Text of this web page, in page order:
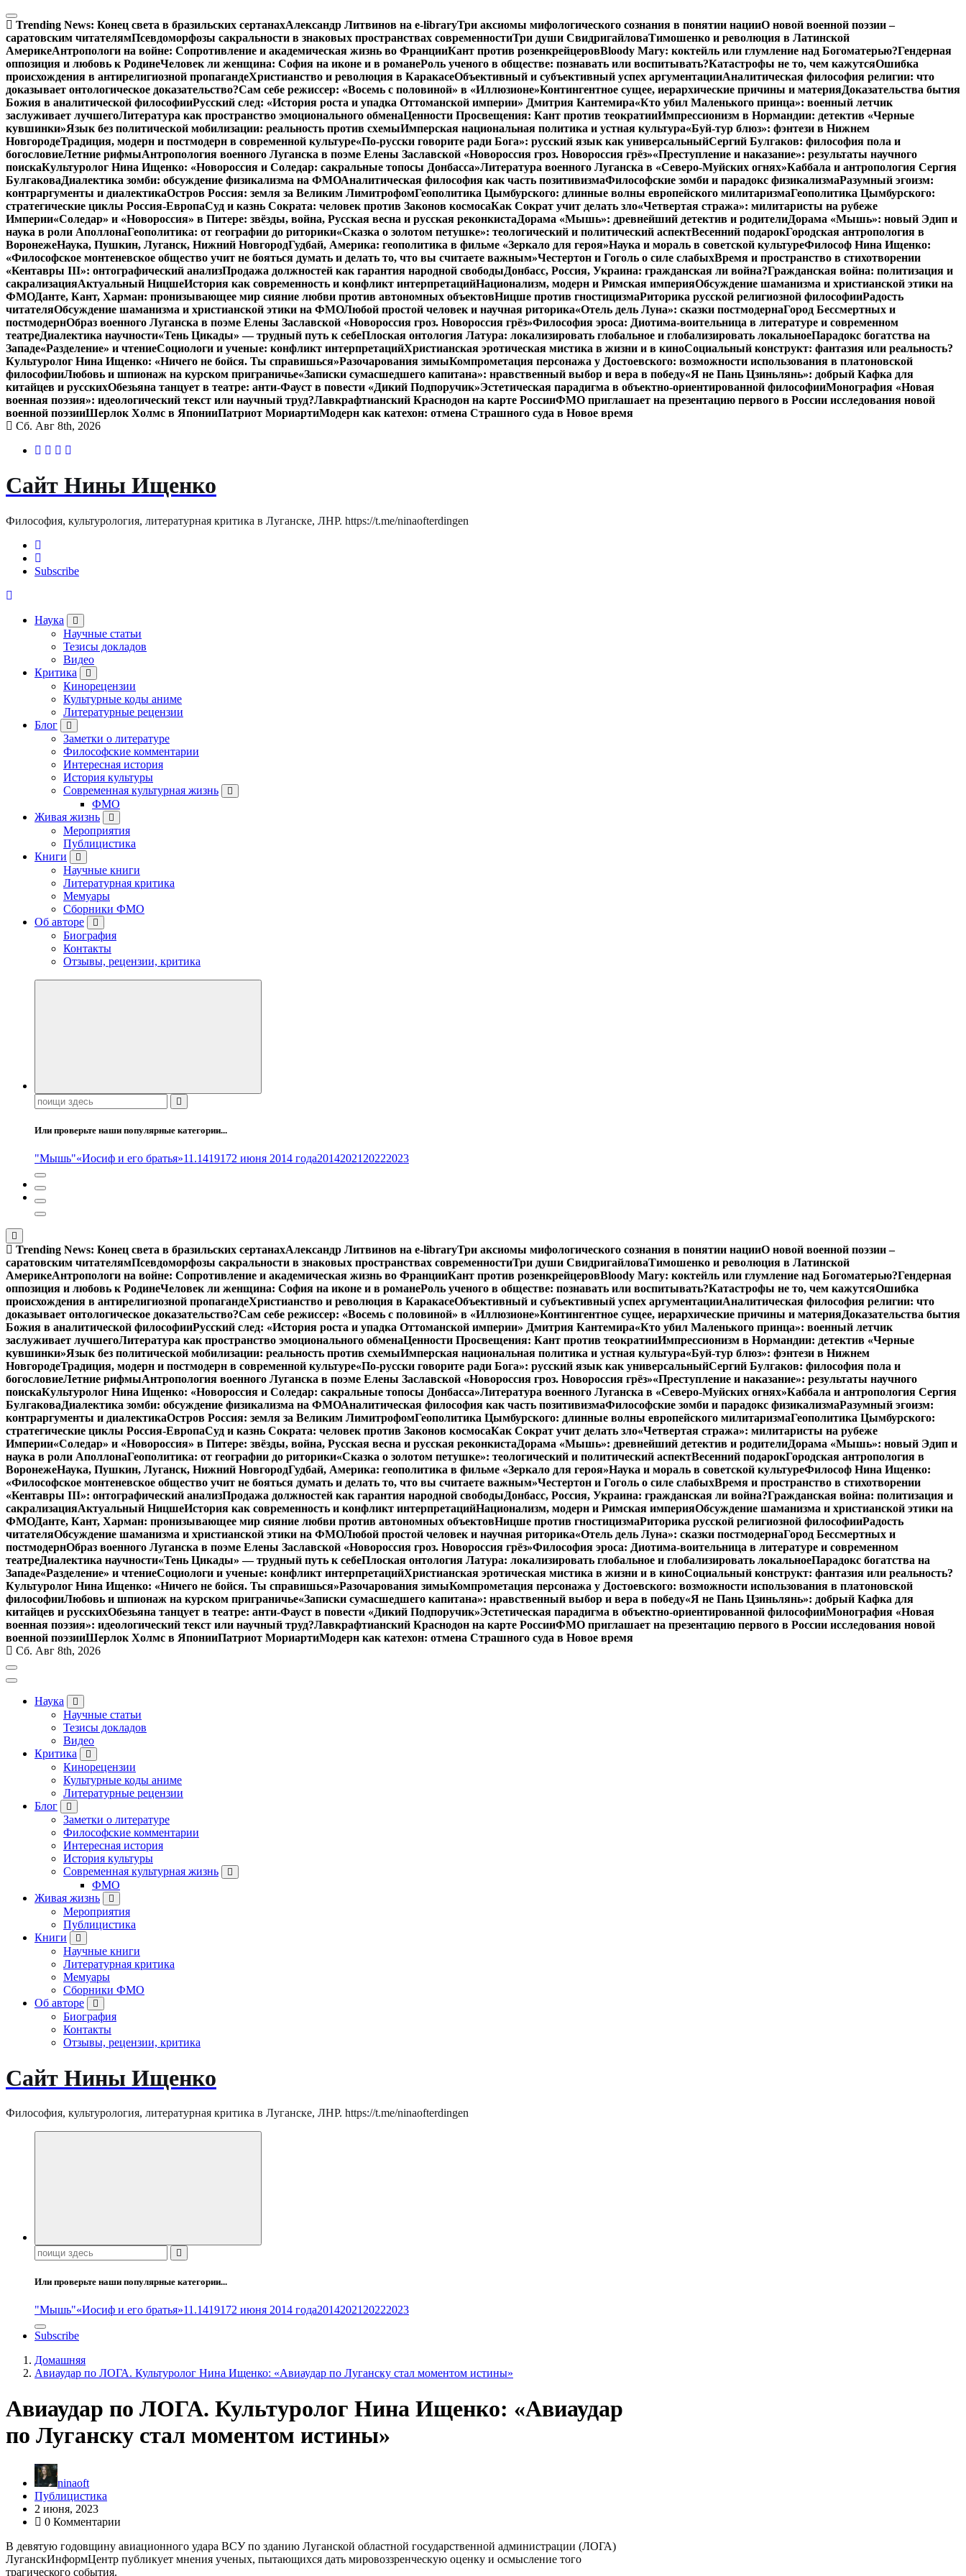
Перейти
к
содержимому
Trending News: Конец света в бразильских сертанахАлександр Литвинов на e-libraryТри аксиомы мифологического сознания в понятии нацииО новой военной поэзии –
саратовским читателямПсевдоморфозы сакральности в знаковых пространствах современностиТри души СвидригайловаТимошенко и революция в Латинской
АмерикеАнтропологи на войне: Сопротивление и академическая жизнь во ФранцииКант против розенкрейцеровBloody Mary: коктейль или глумление над Богоматерью?Гендерная
оппозиция и любовь к РодинеЧеловек ли женщина: София на иконе и в романеРоль ученого в обществе: познавать или воспитывать?Катастрофы не то, чем кажутсяОшибка
происхождения в антирелигиозной пропагандеХристианство и революция в КаракасеОбъективный и субъективный успех аргументацииАналитическая философия религии: что
доказывает онтологическое доказательство?Сам себе режиссер: «Восемь с половиной» в «Иллюзионе»Контингентное сущее, иерархические причины и материяДоказательства бытия
Божия в аналитической философииРусский след: «История роста и упадка Оттоманской империи» Дмитрия Кантемира«Кто убил Маленького принца»: военный летчик
заслуживает лучшегоЛитература как пространство эмоционального обменаЦенности Просвещения: Кант против теократииИмпрессионизм в Нормандии: детектив «Черные
кувшинки»Язык без политической мобилизации: реальность против схемыИмперская национальная политика и устная культура«Буй-тур блюз»: фэнтези в Нижнем
НовгородеТрадиция, модерн и постмодерн в современной культуре«По-русски говорите ради Бога»: русский язык как универсальныйСергий Булгаков: философия пола и
богословиеЛетние рифмыАнтропология военного Луганска в поэме Елены Заславской «Новороссия гроз. Новороссия грёз»«Преступление и наказание»: результаты научного
поискаКультуролог Нина Ищенко: «Новороссия и Соледар: сакральные топосы Донбасса»Литература военного Луганска в «Северо-Муйских огнях»Каббала и антропология Сергия
БулгаковаДиалектика зомби: обсуждение физикализма на ФМОАналитическая философия как часть позитивизмаФилософские зомби и парадокс физикализмаРазумный эгоизм:
контраргументы и диалектикаОстров Россия: земля за Великим ЛимитрофомГеополитика Цымбурского: длинные волны европейского милитаризмаГеополитика Цымбурского:
стратегические циклы Россия-ЕвропаСуд и казнь Сократа: человек против Законов космосаКак Сократ учит делать зло«Четвертая стража»: милитаристы на рубеже
Империи«Соледар» и «Новороссия» в Питере: звёзды, война, Русская весна и русская реконкистаДорама «Мышь»: древнейший детектив и родителиДорама «Мышь»: новый Эдип и
наука в роли АполлонаГеополитика: от географии до риторики«Сказка о золотом петушке»: теологический и политический аспектВесенний подарокГородская антропология в
ВоронежеНаука, Пушкин, Луганск, Нижний НовгородГудбай, Америка: геополитика в фильме «Зеркало для героя»Наука и мораль в советской культуреФилософ Нина Ищенко:
«Философское монтеневское общество учит не бояться думать и делать то, что вы считаете важным»Честертон и Гоголь о силе слабыхВремя и пространство в стихотворении
«Кентавры III»: онтографический анализПродажа должностей как гарантия народной свободыДонбасс, Россия, Украина: гражданская ли война?Гражданская война: политизация и
сакрализацияАктуальный НицшеИстория как современность и конфликт интерпретацийНационализм, модерн и Римская империяОбсуждение шаманизма и христианской этики на
ФМОДанте, Кант, Харман: пронизывающее мир сияние любви против автономных объектовНицше против гностицизмаРиторика русской религиозной философииРадость
читателяОбсуждение шаманизма и христианской этики на ФМОЛюбой простой человек и научная риторика«Отель дель Луна»: сказки постмодернаГород Бессмертных и
постмодернОбраз военного Луганска в поэме Елены Заславской «Новороссия гроз. Новороссия грёз»Философия эроса: Диотима-воительница в литературе и современном
театреДиалектика научности«Тень Цикады» — трудный путь к себеПлоская онтология Латура: локализировать глобальное и глобализировать локальноеПарадокс богатства на
Западе«Разделение» и чтениеСоциологи и ученые: конфликт интерпретацийХристианская эротическая мистика в жизни и в киноСоциальный конструкт: фантазия или реальность?
Культуролог Нина Ищенко: «Ничего не бойся. Ты справишься»Разочарования зимыКомпрометация персонажа у Достоевского: возможности использования в платоновской
философииЛюбовь и шпионаж на курском приграничье«Записки сумасшедшего капитана»: нравственный выбор и вера в победу«Я не Пань Цзиньлянь»: добрый Кафка для
китайцев и русскихОбезьяна танцует в театре: анти-Фауст в повести «Дикий Подпоручик»Эстетическая парадигма в объектно-ориентированной философииМонография «Новая
военная поэзия»: идеологический текст или научный труд?Лавкрафтианский Краснодон на карте РоссииФМО приглашает на презентацию первого в России исследования новой
военной поэзииШерлок Холмс в ЯпонииПатриот МориартиМодерн как катехон: отмена Страшного суда в Новое время
Сб. Авг 8th, 2026
Сайт Нины Ищенко
Философия, культурология, литературная критика в Луганске, ЛНР. https://t.me/ninaofterdingen
Subscribe
Наука
Научные статьи
Тезисы докладов
Видео
Критика
Кинорецензии
Культурные коды аниме
Литературные рецензии
Блог
Заметки о литературе
Философские комментарии
Интересная история
История культуры
Современная культурная жизнь
ФМО
Живая жизнь
Мероприятия
Публицистика
Книги
Научные книги
Литературная критика
Мемуары
Сборники ФМО
Об авторе
Биография
Контакты
Отзывы, рецензии, критика
Поиск:
Или проверьте наши популярные категории...
"Мышь"«Иосиф и его братья»11.1419172 июня 2014 года20142021 20222023
Trending News: Конец света в бразильских сертанахАлександр Литвинов на e-libraryТри аксиомы мифологического сознания в понятии нацииО новой военной поэзии –
саратовским читателямПсевдоморфозы сакральности в знаковых пространствах современностиТри души СвидригайловаТимошенко и революция в Латинской
АмерикеАнтропологи на войне: Сопротивление и академическая жизнь во ФранцииКант против розенкрейцеровBloody Mary: коктейль или глумление над Богоматерью?Гендерная
оппозиция и любовь к РодинеЧеловек ли женщина: София на иконе и в романеРоль ученого в обществе: познавать или воспитывать?Катастрофы не то, чем кажутсяОшибка
происхождения в антирелигиозной пропагандеХристианство и революция в КаракасеОбъективный и субъективный успех аргументацииАналитическая философия религии: что
доказывает онтологическое доказательство?Сам себе режиссер: «Восемь с половиной» в «Иллюзионе»Контингентное сущее, иерархические причины и материяДоказательства бытия
Божия в аналитической философииРусский след: «История роста и упадка Оттоманской империи» Дмитрия Кантемира«Кто убил Маленького принца»: военный летчик
заслуживает лучшегоЛитература как пространство эмоционального обменаЦенности Просвещения: Кант против теократииИмпрессионизм в Нормандии: детектив «Черные
кувшинки»Язык без политической мобилизации: реальность против схемыИмперская национальная политика и устная культура«Буй-тур блюз»: фэнтези в Нижнем
НовгородеТрадиция, модерн и постмодерн в современной культуре«По-русски говорите ради Бога»: русский язык как универсальныйСергий Булгаков: философия пола и
богословиеЛетние рифмыАнтропология военного Луганска в поэме Елены Заславской «Новороссия гроз. Новороссия грёз»«Преступление и наказание»: результаты научного
поискаКультуролог Нина Ищенко: «Новороссия и Соледар: сакральные топосы Донбасса»Литература военного Луганска в «Северо-Муйских огнях»Каббала и антропология Сергия
БулгаковаДиалектика зомби: обсуждение физикализма на ФМОАналитическая философия как часть позитивизмаФилософские зомби и парадокс физикализмаРазумный эгоизм:
контраргументы и диалектикаОстров Россия: земля за Великим ЛимитрофомГеополитика Цымбурского: длинные волны европейского милитаризмаГеополитика Цымбурского:
стратегические циклы Россия-ЕвропаСуд и казнь Сократа: человек против Законов космосаКак Сократ учит делать зло«Четвертая стража»: милитаристы на рубеже
Империи«Соледар» и «Новороссия» в Питере: звёзды, война, Русская весна и русская реконкистаДорама «Мышь»: древнейший детектив и родителиДорама «Мышь»: новый Эдип и
наука в роли АполлонаГеополитика: от географии до риторики«Сказка о золотом петушке»: теологический и политический аспектВесенний подарокГородская антропология в
ВоронежеНаука, Пушкин, Луганск, Нижний НовгородГудбай, Америка: геополитика в фильме «Зеркало для героя»Наука и мораль в советской культуреФилософ Нина Ищенко:
«Философское монтеневское общество учит не бояться думать и делать то, что вы считаете важным»Честертон и Гоголь о силе слабыхВремя и пространство в стихотворении
«Кентавры III»: онтографический анализПродажа должностей как гарантия народной свободыДонбасс, Россия, Украина: гражданская ли война?Гражданская война: политизация и
сакрализацияАктуальный НицшеИстория как современность и конфликт интерпретацийНационализм, модерн и Римская империяОбсуждение шаманизма и христианской этики на
ФМОДанте, Кант, Харман: пронизывающее мир сияние любви против автономных объектовНицше против гностицизмаРиторика русской религиозной философииРадость
читателяОбсуждение шаманизма и христианской этики на ФМОЛюбой простой человек и научная риторика«Отель дель Луна»: сказки постмодернаГород Бессмертных и
постмодернОбраз военного Луганска в поэме Елены Заславской «Новороссия гроз. Новороссия грёз»Философия эроса: Диотима-воительница в литературе и современном
театреДиалектика научности«Тень Цикады» — трудный путь к себеПлоская онтология Латура: локализировать глобальное и глобализировать локальноеПарадокс богатства на
Западе«Разделение» и чтениеСоциологи и ученые: конфликт интерпретацийХристианская эротическая мистика в жизни и в киноСоциальный конструкт: фантазия или реальность?
Культуролог Нина Ищенко: «Ничего не бойся. Ты справишься»Разочарования зимыКомпрометация персонажа у Достоевского: возможности использования в платоновской
философииЛюбовь и шпионаж на курском приграничье«Записки сумасшедшего капитана»: нравственный выбор и вера в победу«Я не Пань Цзиньлянь»: добрый Кафка для
китайцев и русскихОбезьяна танцует в театре: анти-Фауст в повести «Дикий Подпоручик»Эстетическая парадигма в объектно-ориентированной философииМонография «Новая
военная поэзия»: идеологический текст или научный труд?Лавкрафтианский Краснодон на карте РоссииФМО приглашает на презентацию первого в России исследования новой
военной поэзииШерлок Холмс в ЯпонииПатриот МориартиМодерн как катехон: отмена Страшного суда в Новое время
Сб. Авг 8th, 2026
Наука
Научные статьи
Тезисы докладов
Видео
Критика
Кинорецензии
Культурные коды аниме
Литературные рецензии
Блог
Заметки о литературе
Философские комментарии
Интересная история
История культуры
Современная культурная жизнь
ФМО
Живая жизнь
Мероприятия
Публицистика
Книги
Научные книги
Литературная критика
Мемуары
Сборники ФМО
Об авторе
Биография
Контакты
Отзывы, рецензии, критика
Сайт Нины Ищенко
Философия, культурология, литературная критика в Луганске, ЛНР. https://t.me/ninaofterdingen
Поиск:
Или проверьте наши популярные категории...
"Мышь"«Иосиф и его братья»11.1419172 июня 2014 года2014202120222023
Subscribe
Домашняя
Авиаудар по ЛОГА. Культуролог Нина Ищенко: «Авиаудар по Луганску стал моментом истины»
Авиаудар по ЛОГА. Культуролог Нина Ищенко: «Авиаудар
по Луганску стал моментом истины»
ninaoft
Публицистика
2 июня, 2023
0 Комментарии
В девятую годовщину авиационного удара ВСУ по зданию Луганской областной государственной администрации (ЛОГА)
ЛуганскИнформЦентр публикует мнения ученых, пытающихся дать мировоззренческую оценку и осмысление того
трагического события.